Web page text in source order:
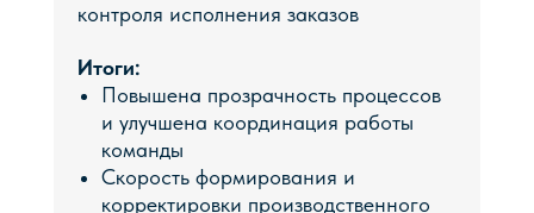
контроля исполнения заказов
Итоги:
Повышена прозрачность процессов
и улучшена координация работы
команды
Скорость формирования и
корректировки производственного
Наш специалист свяжется с вами и
презентации.
Мы демонстрируем не скучные слайды, а
показываем решение конкретных задач
на живой системе.